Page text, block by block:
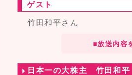
ゲスト
竹田和平さん
■放送内容
日本一の大株主 竹田和平